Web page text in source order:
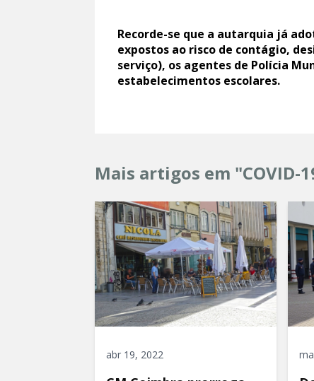
Recorde-se que a autarquia já
expostos ao risco de contágio,
serviço), os agentes de Polícia
estabelecimentos escolares.
Mais artigos em "COVID-
abr 19, 2022